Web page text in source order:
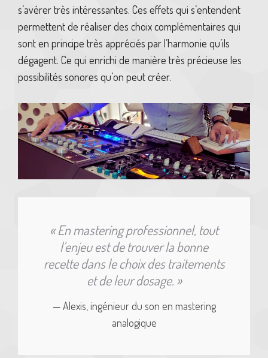
s’avérer très intéressantes. Ces effets qui s’entendent
permettent de réaliser des choix complémentaires qui
sont en principe très appréciés par l’harmonie qu’ils
dégagent. Ce qui enrichi de manière très précieuse les
possibilités sonores qu’on peut créer.
« En mastering professionnel, tout
l'enjeu est de trouver la bonne
recette dans le choix des traitements
et de leur dosage. »
— Alexis, ingénieur du son en mastering
analogique